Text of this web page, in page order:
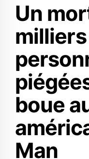
Un
boue
Man